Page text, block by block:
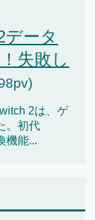
データ
失敗し
2は、ゲ
。初代
機能...